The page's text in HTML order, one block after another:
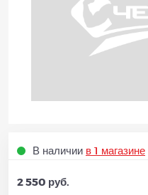
В наличии в 1 магазине
2 550 руб.